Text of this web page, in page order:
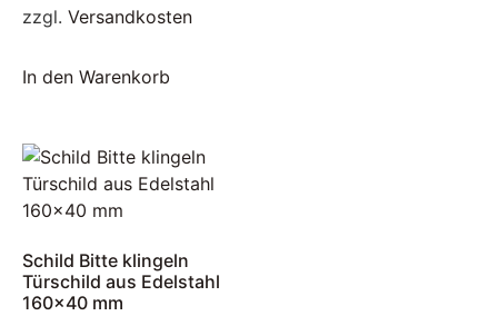
zzgl. Versandkosten
In den Warenkorb
Schild Bitte klingeln
Türschild aus Edelstahl
160×40 mm